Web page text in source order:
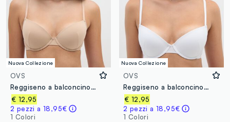
Nuova Collezione
OVS
Reggiseno a balconcino in tessuto elasticizzato beige
€ 12,95
2 pezzi a 18,95€
1 Colori
Nuova Collezione
OVS
Reggiseno a balconcino in tessuto elasticizzato bianco
€ 12,95
2 pezzi a 18,95€
1 Colori